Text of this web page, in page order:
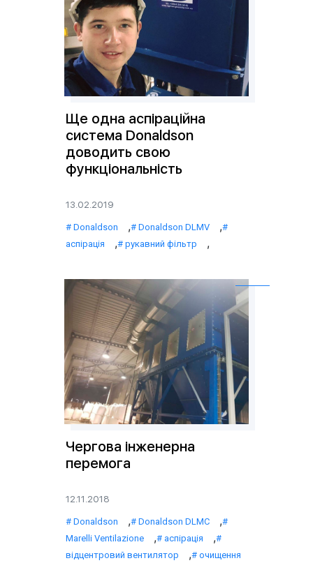
Ще одна аспіраційна
система Donaldson
доводить свою
функціональність
13.02.2019
Donaldson , Donaldson DLMV ,
аспірація , рукавний фільтр ,
Чергова інженерна
перемога
12.11.2018
Donaldson , Donaldson DLMC ,
Marelli Ventilazione , аспірація ,
відцентровий вентилятор ,
очищення